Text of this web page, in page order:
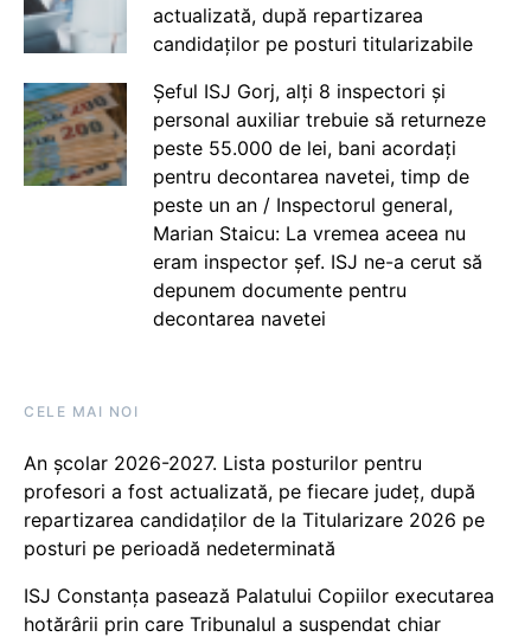
actualizată, după repartizarea
candidaților pe posturi titularizabile
Șeful ISJ Gorj, alți 8 inspectori și
personal auxiliar trebuie să returneze
peste 55.000 de lei, bani acordați
pentru decontarea navetei, timp de
peste un an / Inspectorul general,
Marian Staicu: La vremea aceea nu
eram inspector șef. ISJ ne-a cerut să
depunem documente pentru
decontarea navetei
CELE MAI NOI
An școlar 2026-2027. Lista posturilor pentru
profesori a fost actualizată, pe fiecare județ, după
repartizarea candidaților de la Titularizare 2026 pe
posturi pe perioadă nedeterminată
ISJ Constanța pasează Palatului Copiilor executarea
hotărârii prin care Tribunalul a suspendat chiar